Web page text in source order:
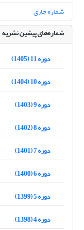
شماره جاری
شماره‌های پیشین نشریه
دوره 11 (1405)
دوره 10 (1404)
دوره 9 (1403)
دوره 8 (1402)
دوره 7 (1401)
دوره 6 (1400)
دوره 5 (1399)
دوره 4 (1398)